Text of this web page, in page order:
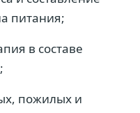
питания;
в составе
пожилых и